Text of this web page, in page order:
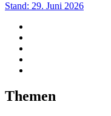
Stand: 29. Juni 2026
Themen